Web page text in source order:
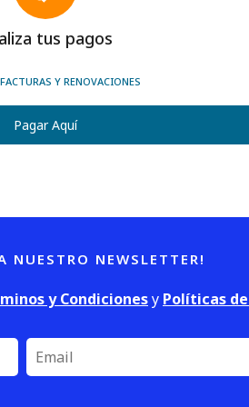
tus pagos
Y RENOVACIONES
Pagar Aquí
NUESTRO NEWSLETTER!
y Condicionesy Políticas